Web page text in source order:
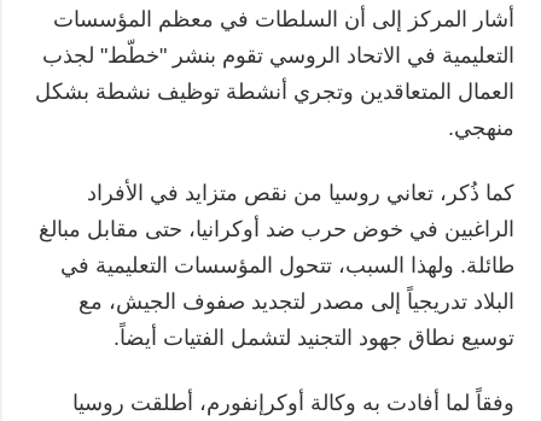
أشار المركز إلى أن السلطات في معظم المؤسسات
التعليمية في الاتحاد الروسي تقوم بنشر "خطّط" لجذب
العمال المتعاقدين وتجري أنشطة توظيف نشطة بشكل
منهجي.
كما ذُكر، تعاني روسيا من نقص متزايد في الأفراد
الراغبين في خوض حرب ضد أوكرانيا، حتى مقابل مبالغ
طائلة. ولهذا السبب، تتحول المؤسسات التعليمية في
البلاد تدريجياً إلى مصدر لتجديد صفوف الجيش، مع
توسيع نطاق جهود التجنيد لتشمل الفتيات أيضاً.
وفقاً لما أفادت به وكالة أوكرإنفورم، أطلقت روسيا